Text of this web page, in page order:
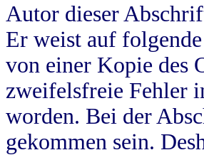
Autor dieser
Er weist auf
von einer Kopie des
zweifelsfreie Fehler
worden. Bei der
gekommen sein.